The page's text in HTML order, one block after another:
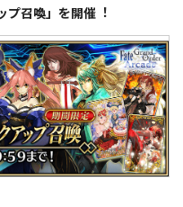
召喚」を開催︕